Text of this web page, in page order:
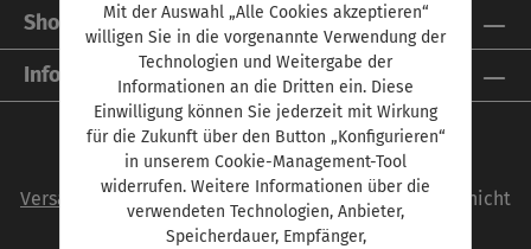
Shop Service
Informationen
Alle Preise inkl. gesetzl. Mehrwertsteuer zzgl.
Versandkostenund ggf. Nachnahmegebühren, wenn nicht
anders angegeben.
Mit der Auswahl „Alle Cookies akzeptieren“
willigen Sie in die vorgenannte Verwendung der
Technologien und Weitergabe der
Informationen an die Dritten ein. Diese
Einwilligung können Sie jederzeit mit Wirkung
für die Zukunft über den Button „Konfigurieren“
in unserem Cookie-Management-Tool
widerrufen. Weitere Informationen über die
verwendeten Technologien, Anbieter,
Speicherdauer, Empfänger,